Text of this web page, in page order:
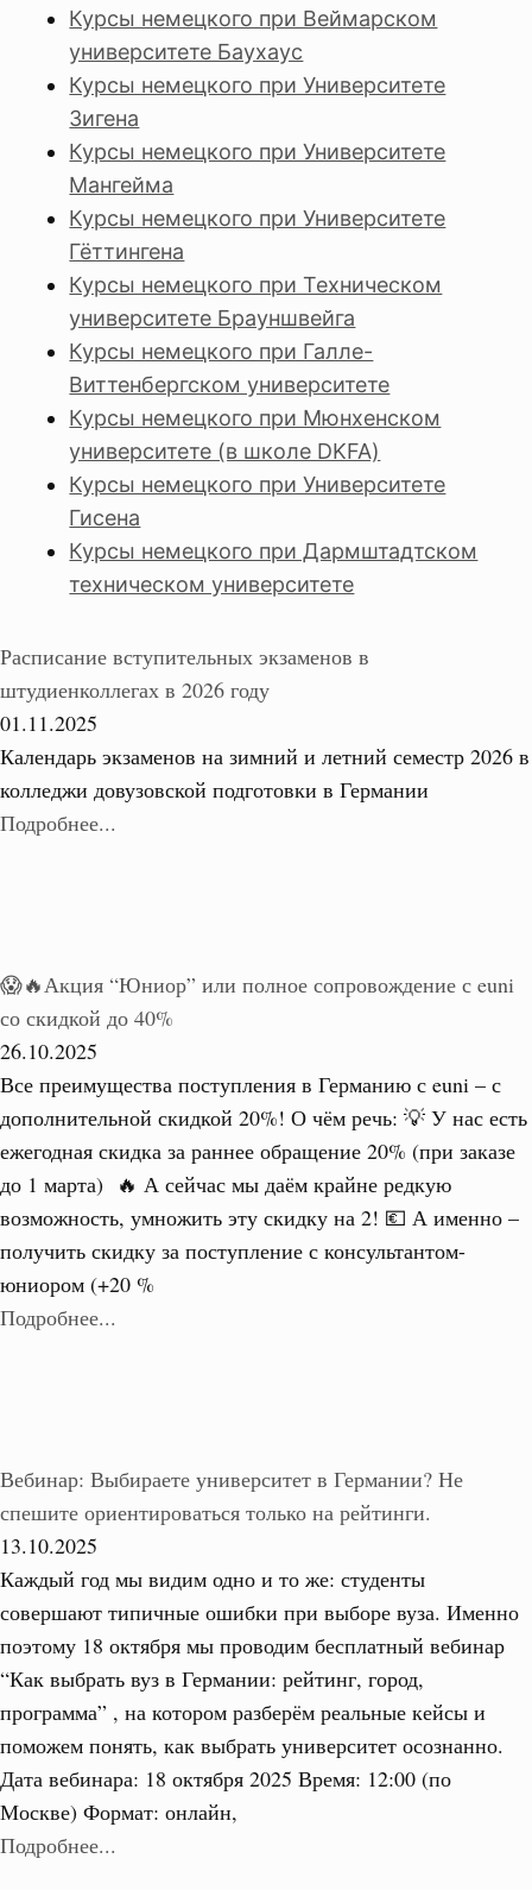
Курсы немецкого при Веймарском
университете Баухаус
Курсы немецкого при Университете
Зигена
Курсы немецкого при Университете
Мангейма
Курсы немецкого при Университете
Гёттингена
Курсы немецкого при Техническом
университете Брауншвейга
Курсы немецкого при Галле-
Виттенбергском университете
Курсы немецкого при Мюнхенском
университете (в школе DKFA)
Курсы немецкого при Университете
Гисена
Курсы немецкого при Дармштадтском
техническом университете
Расписание вступительных экзаменов в
штудиенколлегах в 2026 году
01.11.2025
Календарь экзаменов на зимний и летний семестр 2026 в
колледжи довузовской подготовки в Германии
Подробнее...
😱🔥Акция “Юниор” или полное сопровождение с euni
со скидкой до 40%
26.10.2025
Все преимущества поступления в Германию с euni – с
дополнительной скидкой 20%! О чём речь: 💡 У нас есть
ежегодная скидка за раннее обращение 20% (при заказе
до 1 марта) 🔥 А сейчас мы даём крайне редкую
возможность, умножить эту скидку на 2! 💶 А именно –
получить скидку за поступление с консультантом-
юниором (+20 %
Подробнее...
Вебинар: Выбираете университет в Германии? Не
спешите ориентироваться только на рейтинги.
13.10.2025
Каждый год мы видим одно и то же: студенты
совершают типичные ошибки при выборе вуза. Именно
поэтому 18 октября мы проводим бесплатный вебинар
“Как выбрать вуз в Германии: рейтинг, город,
программа” , на котором разберём реальные кейсы и
поможем понять, как выбрать университет осознанно.
Дата вебинара: 18 октября 2025 Время: 12:00 (по
Москве) Формат: онлайн,
Подробнее...